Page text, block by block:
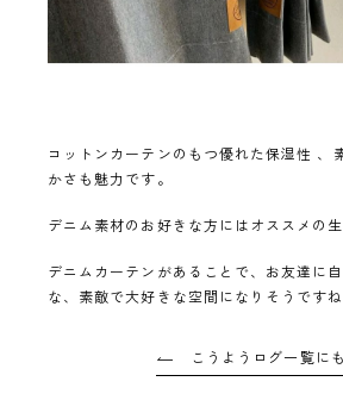
コットンカーテンのもつ優れた保湿性 、
かさも魅力です。
デニム素材のお好きな方にはオススメの生
デニムカーテンがあることで、お友達に
な、素敵で大好きな空間になりそうですね
こうようログ一覧に